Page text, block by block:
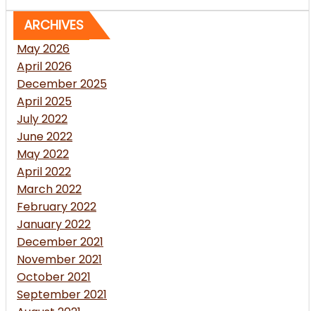
ARCHIVES
May 2026
April 2026
December 2025
April 2025
July 2022
June 2022
May 2022
April 2022
March 2022
February 2022
January 2022
December 2021
November 2021
October 2021
September 2021